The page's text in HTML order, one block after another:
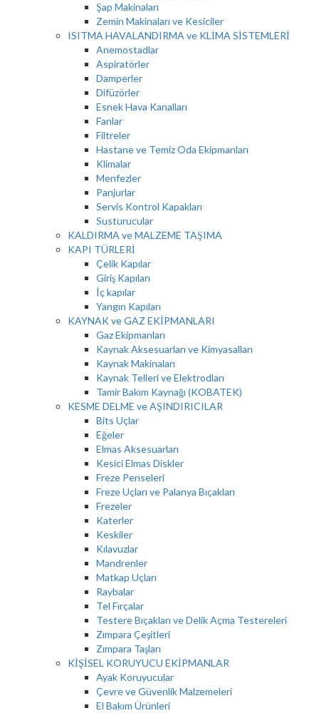
Şap Makinaları
Zemin Makinaları ve Kesiciler
ISITMA HAVALANDIRMA ve KLİMA SİSTEMLERİ
Anemostadlar
Aspiratörler
Damperler
Difüzörler
Esnek Hava Kanalları
Fanlar
Filtreler
Hastane ve Temiz Oda Ekipmanları
Klimalar
Menfezler
Panjurlar
Servis Kontrol Kapakları
Susturucular
KALDIRMA ve MALZEME TAŞIMA
KAPI TÜRLERİ
Çelik Kapılar
Giriş Kapıları
İç kapılar
Yangın Kapıları
KAYNAK ve GAZ EKİPMANLARI
Gaz Ekipmanları
Kaynak Aksesuarları ve Kimyasalları
Kaynak Makinaları
Kaynak Telleri ve Elektrodları
Tamir Bakım Kaynağı (KOBATEK)
KESME DELME ve AŞINDIRICILAR
Bits Uçlar
Eğeler
Elmas Aksesuarları
Kesici Elmas Diskler
Freze Penseleri
Freze Uçları ve Palanya Bıçakları
Frezeler
Katerler
Keskiler
Kılavuzlar
Mandrenler
Matkap Uçları
Raybalar
Tel Fırçalar
Testere Bıçakları ve Delik Açma Testereleri
Zımpara Çeşitleri
Zımpara Taşları
KİŞİSEL KORUYUCU EKİPMANLAR
Ayak Koruyucular
Çevre ve Güvenlik Malzemeleri
El Bakım Ürünleri